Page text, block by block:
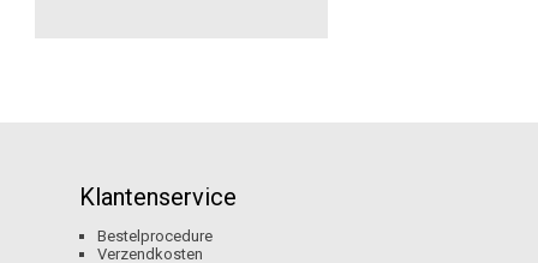
Klantenservice
Bestelprocedure
Verzendkosten